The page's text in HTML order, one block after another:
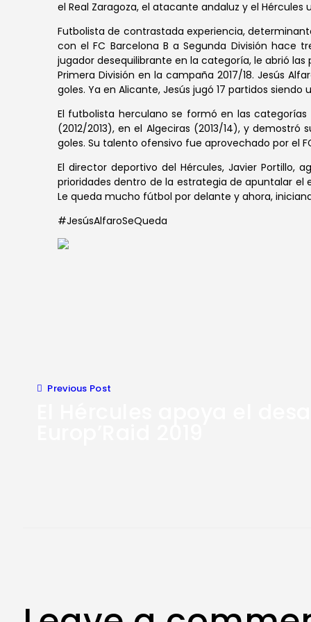
el Real Zaragoza, el atacante andaluz y el
Futbolista de contrastada experiencia,
con el FC Barcelona B a Segunda División hace
jugador desequilibrante en la categoría, le abrió
Primera División en la campaña 2017/18. Jesús
goles. Ya en Alicante, Jesús jugó 17 partidos
El futbolista herculano se formó en las
(2012/2013), en el Algeciras (2013/14), y
goles. Su talento ofensivo fue aprovechado por el
El director deportivo del Hércules, Javier Portillo,
prioridades dentro de la estrategia de apuntalar
Le queda mucho fútbol por delante y ahora,
#JesúsAlfaroSeQueda
Previous Post